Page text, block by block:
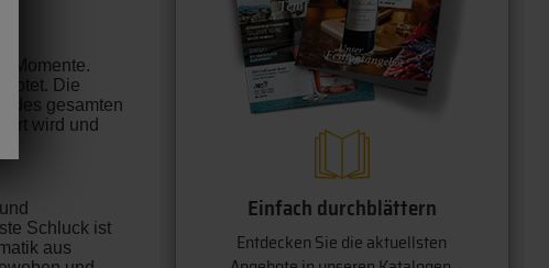
Momente.
Die
des gesamten
wird und
Schluck ist
aus
Einfach durchblättern
Entdecken Sie die aktuellsten